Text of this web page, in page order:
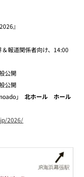
』
報道関係者向け、14:00
開
開
」北ホール ホール
2026/